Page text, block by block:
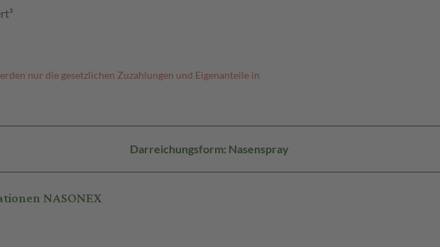
nur die gesetzlichen Zuzahlungen und Eigenanteile in
Darreichungsform: Nasenspray
NASONEX